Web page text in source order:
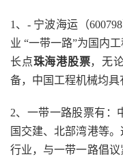
1、- 宁波海运（
业 “一带一路”为国内
长点珠海港股票，无
备，中国工程机械均具
2、一带一路股票有：
国交建、北部湾港等
行业，与一带一路倡